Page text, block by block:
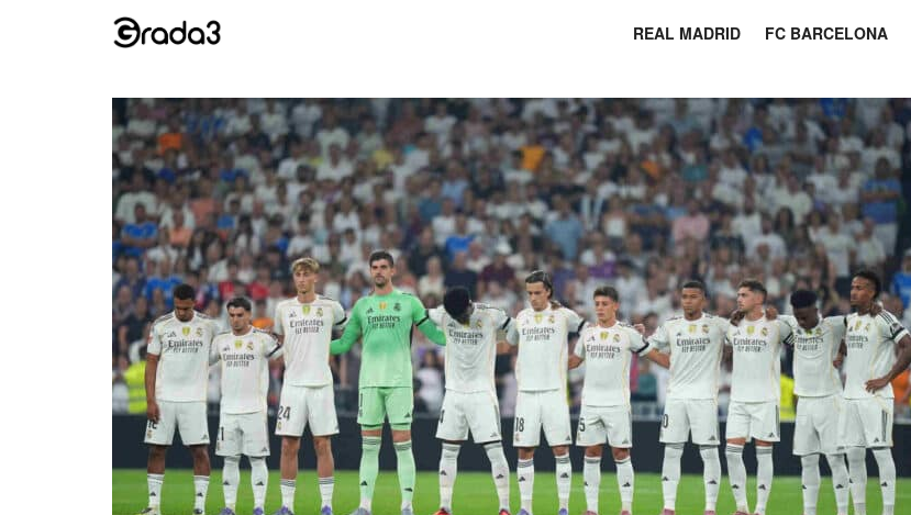
REAL MADRID FC BARCELONA